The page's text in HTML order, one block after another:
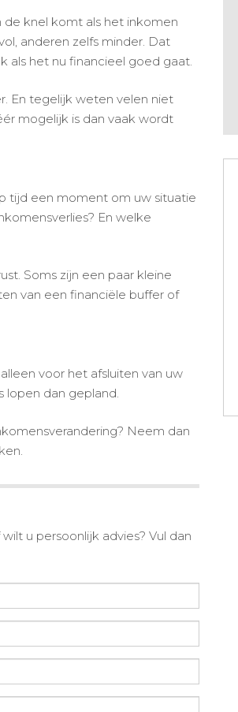
knel komt als het inkomen
anderen zelfs minder. Dat
als het nu financieel goed gaat.
En tegelijk weten velen niet
mogelijk is dan vaak wordt
tijd een moment om uw situatie
En welke
Soms zijn een paar kleine
van een financiële buffer of
voor het afsluiten van uw
lopen dan gepland.
Neem dan
u persoonlijk advies? Vul dan